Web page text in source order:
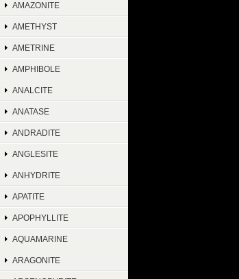
AMAZONITE
AMETHYST
AMETRINE
AMPHIBOLE
ANALCITE
ANATASE
ANDRADITE
ANGLESITE
ANHYDRITE
APATITE
APOPHYLLITE
AQUAMARINE
ARAGONITE